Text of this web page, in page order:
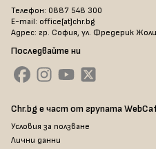
Телефон: 0887 548 300
E-mail: office[at]chr.bg
Адрес: гр. София, ул. Фредерик
Последвайте ни
Chr.bg е част от групата
Условия за ползване
Лични данни